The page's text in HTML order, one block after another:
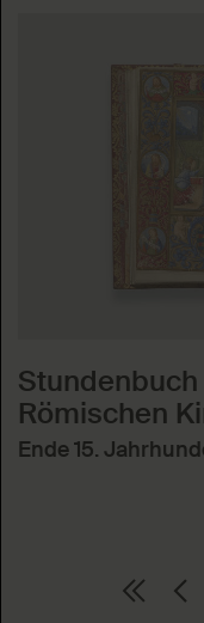
Römischen
Ende 15.